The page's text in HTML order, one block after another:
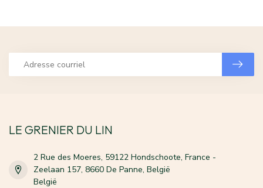
LE GRENIER DU LIN
2 Rue des Moeres, 59122 Hondschoote, France -
Zeelaan 157, 8660 De Panne, België
België